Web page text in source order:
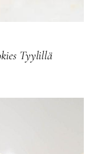
Tyylillä